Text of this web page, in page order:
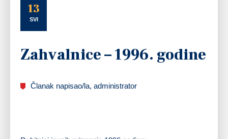
13
SVI
Zahvalnice – 1996. godine
Članak napisao/la, administrator